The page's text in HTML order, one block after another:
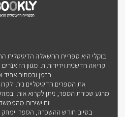
בוקלי היא ספריית ההשאלה הדיגיטלית
קריאה חדשנית וידידותית. מגוון
הזמן ובמחיר אחיד
את הספרים הדיגיטליים ניתן
יום ישירות
בסיום חודש ההשכרה, הספר יימחק